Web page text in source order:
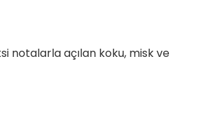
notalarla açılan koku, misk ve